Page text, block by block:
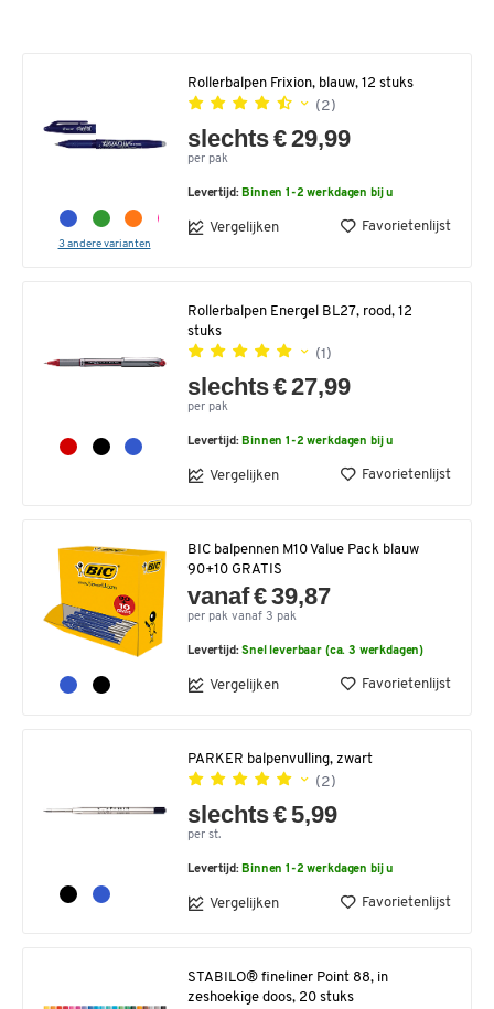
3 andere varianten
Rollerbalpen Frixion, blauw, 12 stuks
(2)
slechts € 29,99
per pak
Levertijd: Binnen 1-2 werkdagen bij u
Vergelijken Favorietenlijst
Rollerbalpen Energel BL27, rood, 12
stuks
(1)
slechts € 27,99
per pak
Levertijd: Binnen 1-2 werkdagen bij u
Vergelijken Favorietenlijst
BIC balpennen M10 Value Pack blauw
90+10 GRATIS
vanaf € 39,87
per pak vanaf 3 pak
Levertijd:Snel leverbaar (ca. 3 werkdagen)
Vergelijken Favorietenlijst
PARKER balpenvulling, zwart
(2)
slechts € 5,99
per st.
Levertijd: Binnen 1-2 werkdagen bij u
Vergelijken Favorietenlijst
STABILO® fineliner Point 88, in
zeshoekige doos, 20 stuks